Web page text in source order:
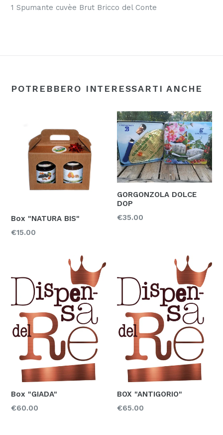
1 Spumante cuvèe Brut Bricco del Conte
POTREBBERO INTERESSARTI ANCHE
Box "NATURA BIS"
Prezzo
€15.00
GORGONZOLA DOLCE
DOP
Prezzo
€35.00
Box "GIADA"
Prezzo
€60.00
BOX "ANTIGORIO"
Prezzo
€65.00